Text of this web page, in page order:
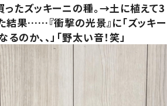
ったズッキーニの種。→土に植えて3
結果……『衝撃の光景』に「ズッキー
のか、、」「野太い音！笑」